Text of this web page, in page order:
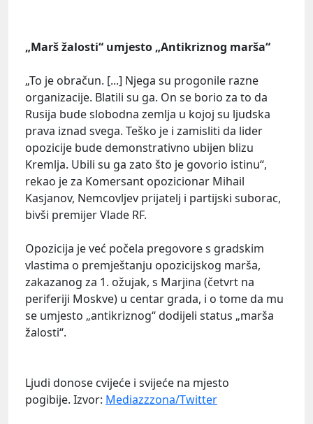
„Marš žalosti“ umjesto „Antikriznog marša“
„To je obračun. [...] Njega su progonile razne
organizacije. Blatili su ga. On se borio za to da
Rusija bude slobodna zemlja u kojoj su ljudska
prava iznad svega. Teško je i zamisliti da lider
opozicije bude demonstrativno ubijen blizu
Kremlja. Ubili su ga zato što je govorio istinu“,
rekao je za Komersant opozicionar Mihail
Kasjanov, Nemcovljev prijatelj i partijski suborac,
bivši premijer Vlade RF.
Opozicija je već počela pregovore s gradskim
vlastima o premještanju opozicijskog marša,
zakazanog za 1. ožujak, s Marjina (četvrt na
periferiji Moskve) u centar grada, i o tome da mu
se umjesto „antikriznog“ dodijeli status „marša
žalosti“.
Ljudi donose cvijeće i svijeće na mjesto
pogibije. Izvor: Mediazzzona/Twitter